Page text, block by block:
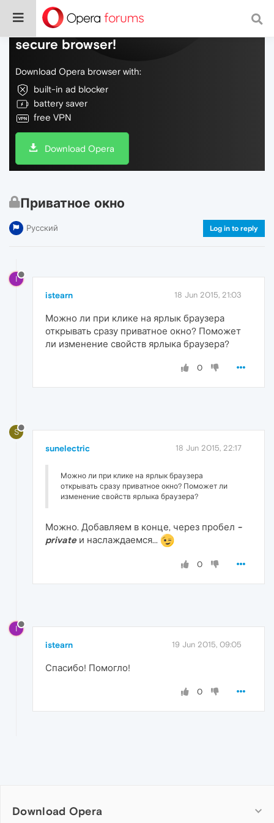
Do more on the web, with a fast and
secure browser!
Download Opera browser with:
built-in ad blocker
battery saver
free VPN
Download Opera
Приватное окно
Русский Log in to reply
I
istearn 18 Jun 2015, 21:03
Можно ли при клике на ярлык браузера
открывать сразу приватное окно? Поможет
ли изменение свойств ярлыка браузера?
0
S
sunelectric 18 Jun 2015, 22:17
Можно ли при клике на ярлык браузера
открывать сразу приватное окно? Поможет ли
изменение свойств ярлыка браузера?
Можно. Добавляем в конце, через пробел -
privateи наслаждаемся...
0
I
istearn 19 Jun 2015, 09:05
Спасибо! Помогло!
0
Download Opera